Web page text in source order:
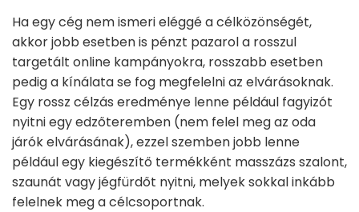
Ha egy cég nem ismeri eléggé a célközönségét,
akkor jobb esetben is pénzt pazarol a rosszul
targetált online kampányokra, rosszabb esetben
pedig a kínálata se fog megfelelni az elvárásoknak.
Egy rossz célzás eredménye lenne például fagyizót
nyitni egy edzőteremben (nem felel meg az oda
járók elvárásának), ezzel szemben jobb lenne
például egy kiegészítő termékként masszázs szalont,
szaunát vagy jégfürdőt nyitni, melyek sokkal inkább
felelnek meg a célcsoportnak.